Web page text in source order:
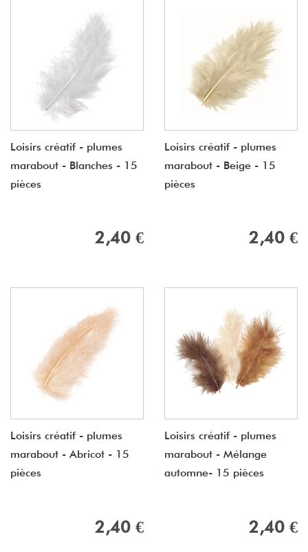
Loisirs créatif - plumes
marabout - Blanches - 15
pièces
2,40 €
Loisirs créatif - plumes
marabout - Beige - 15
pièces
2,40 €
Loisirs créatif - plumes
marabout - Abricot - 15
pièces
2,40 €
Loisirs créatif - plumes
marabout - Mélange
automne- 15 pièces
2,40 €